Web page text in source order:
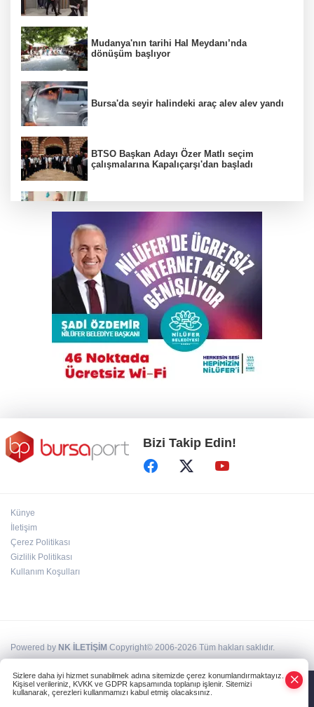
Mudanya'nın tarihi Hal Meydanı’nda
dönüşüm başlıyor
Bursa'da seyir halindeki araç alev alev yandı
BTSO Başkan Adayı Özer Matlı seçim
çalışmalarına Kapalıçarşı'dan başladı
hayatını kaybetti
Bursa'da hayat kurtaran manevra
Kahvehaneye gelen sincabı elleriyle besledi
DAĞDER ve BUMEV'den eğitim için güç
birliği
Bizi Takip Edin!
Künye
İletişim
Çerez Politikası
Gizlilik Politikası
Kullanım Koşulları
Powered by NK İLETİŞİM Copyright© 2006-2026 Tüm hakları saklıdır.
Sizlere daha iyi hizmet sunabilmek adına sitemizde çerez konumlandırmaktayız.
Kişisel verileriniz, KVKK ve GDPR kapsamında toplanıp işlenir. Sitemizi
kullanarak, çerezleri kullanmamızı kabul etmiş olacaksınız.